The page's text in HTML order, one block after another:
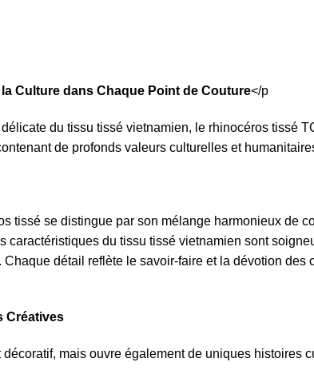
Culture dans Chaque Point de Couture</p
du tissu tissé vietnamien, le rhinocéros tissé
de profonds valeurs culturelles et
tissé se distingue par son mélange harmonieux de
caractéristiques du tissu tissé vietnamien sont
détail reflète le savoir-faire et la dévotion des
Créatives
mais ouvre également de uniques histoires